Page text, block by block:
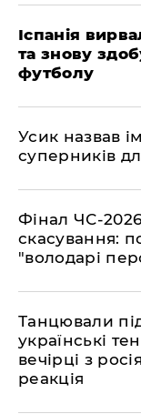
Іспанія
та знову
футболу
​Усик назвав
суперників
​Фінал ЧС-
скасування:
"володарі
​Танцювали
українські
вечірці з
реакція